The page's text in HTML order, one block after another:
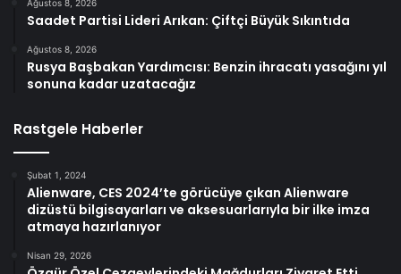
Ağustos 8, 2026
Saadet Partisi Lideri Arıkan: Çiftçi Büyük Sıkıntıda
Ağustos 8, 2026
Rusya Başbakan Yardımcısı: Benzin ihracatı yasağını yıl
sonuna kadar uzatacağız
Rastgele Haberler
Şubat 1, 2024
Alienware, CES 2024’te görücüye çıkan Alienware
dizüstü bilgisayarları ve aksesuarlarıyla bir ilke imza
atmaya hazırlanıyor
Nisan 29, 2026